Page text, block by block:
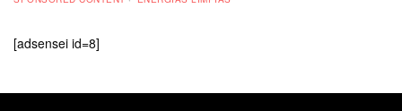
[adsensei id=8]